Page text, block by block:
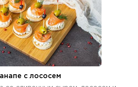
с лососем